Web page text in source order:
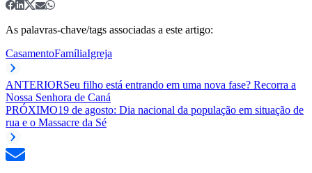
As palavras-chave/tags associadas a este artigo:
CasamentoFamíliaIgreja
ANTERIORSeu filho está entrando em uma nova fase? Recorra a
Nossa Senhora de Caná
PRÓXIMO19 de agosto: Dia nacional da população em situação de
rua e o Massacre da Sé